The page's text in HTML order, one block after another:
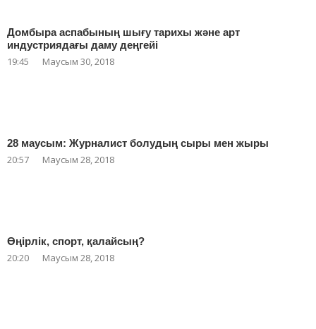
Домбыра аспабының шығу тарихы және арт
индустриядағы даму деңгейі
19:45 Маусым 30, 2018
28 маусым: Журналист болудың сыры мен жыры
20:57 Маусым 28, 2018
Өңірлік, спорт, қалайсың?
20:20 Маусым 28, 2018